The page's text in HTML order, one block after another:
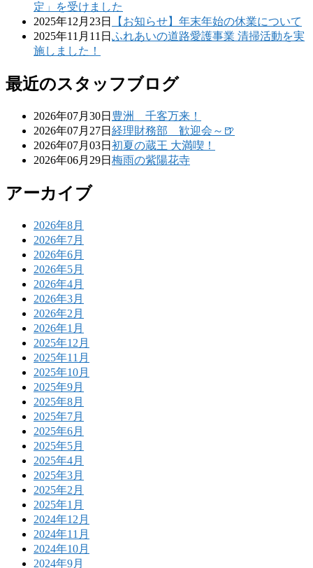
定」を受けました
2025年12月23日
【お知らせ】年末年始の休業について
2025年11月11日 ふれあいの道路愛護事業 清掃活動を実
施しました！
最近のスタッフブログ
2026年07月30日 豊洲 千客万来！
2026年07月27日 経理財務部 歓迎会～🍺
2026年07月03日 初夏の蔵王 大満喫！
2026年06月29日 梅雨の紫陽花寺
アーカイブ
2026年8月
2026年7月
2026年6月
2026年5月
2026年4月
2026年3月
2026年2月
2026年1月
2025年12月
2025年11月
2025年10月
2025年9月
2025年8月
2025年7月
2025年6月
2025年5月
2025年4月
2025年3月
2025年2月
2025年1月
2024年12月
2024年11月
2024年10月
2024年9月